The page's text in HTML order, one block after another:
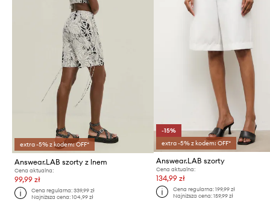
extra -5% z kodem: OFF*
Answear.LAB szorty z lnem
Cena aktualna:
99,99 zł
Cena regularna:339,99 zł
Najniższa cena:104,99 zł
-15%
extra -5% z kodem: OFF*
Answear.LAB szorty
Cena aktualna:
134,99 zł
Cena regularna: 199,99 zł
Najniższa cena: 159,99 zł